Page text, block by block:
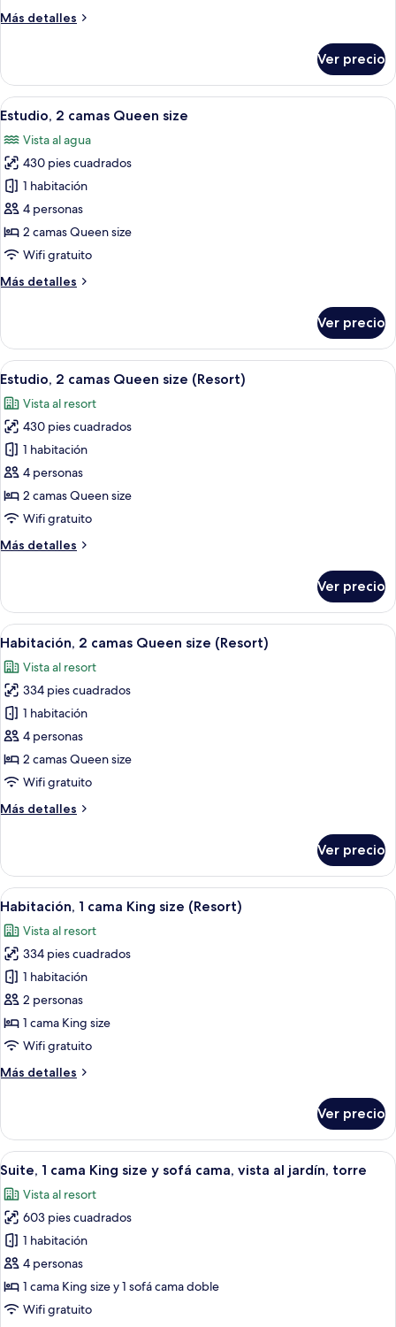
size
cama,
torre
Más detalles
Más
1
cama
King
y
sofá
cama,
torre
Ver precio
Abrir
todas
las
fotos
de
Estudio,
2
camas
Queen
size
Habitación de hotel con una cama
4
Estudio, 2 camas Queen size
Vista al agua
430 pies cuadrados
1 habitación
4 personas
2 camas Queen size
Wifi gratuito
Más detalles
Más
2
camas
Queen
Ver precio
Abrir
todas
las
fotos
de
Estudio,
2
camas
Queen
size
Habitación de hotel con dos camas,
5
Estudio, 2 camas Queen size (Resort)
Vista al resort
430 pies cuadrados
1 habitación
4 personas
2 camas Queen size
Wifi gratuito
Más detalles
Más
2
camas
Queen
(Resort)
Ver precio
Abrir
todas
las
fotos
de
Habitación,
2
camas
Queen
size
Habitación de hotel con dos camas,
5
Habitación, 2 camas Queen size (Resort)
Vista al resort
334 pies cuadrados
1 habitación
4 personas
2 camas Queen size
Wifi gratuito
Más detalles
Más
2
camas
Queen
(Resort)
Ver precio
Abrir
todas
las
fotos
de
Habitación,
1
cama
size
Habitación de hotel con una cama
5
Habitación, 1 cama King size (Resort)
Vista al resort
334 pies cuadrados
1 habitación
2 personas
1 cama King size
Wifi gratuito
Más detalles
Más
1
cama
King
(Resort)
Ver precio
Abrir
todas
las
fotos
de
Suite,
1
cama
Una habitación de hotel con balcón,
5
Suite, 1 cama King size y sofá cama, vista al jardín, torre
Vista al resort
603 pies cuadrados
1 habitación
4 personas
1 cama King size y 1 sofá cama doble
Wifi gratuito